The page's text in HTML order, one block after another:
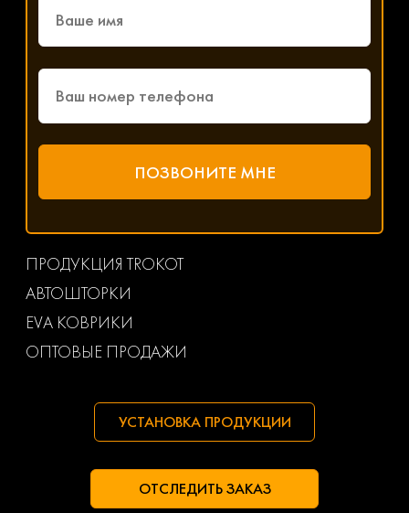
ПРОДУКЦИЯ TROKOT
АВТОШТОРКИ
EVA КОВРИКИ
ОПТОВЫЕ ПРОДАЖИ
УСТАНОВКА ПРОДУКЦИИ
ОТСЛЕДИТЬ ЗАКАЗ